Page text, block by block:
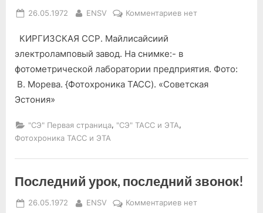
Posted
26.05.1972 By
ENSV Комментариевк
фотометрической
лаборатории
нет
КИРГИЗСКАЯ ССР. Майлисайсиий
электроламповый завод. На снимке:- в
фотометрической лаборатории предприятия. Фото:
В. Морева. {Фотохроника ТАСС). «Советская
Эстония»
"СЭ" Первая страница, "СЭ" ТАСС и ЭТА,
Фотохроника ТАСС и ЭТА
Последний урок, последний звонок!
Posted
26.05.1972 By
ENSV Комментариевкнет